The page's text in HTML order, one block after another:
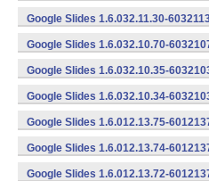
Google Slides 1.6.032.11.30-
Google Slides 1.6.032.10.70-
Google Slides 1.6.032.10.35-
Google Slides 1.6.032.10.34-
Google Slides 1.6.012.13.75-
Google Slides 1.6.012.13.74-
Google Slides 1.6.012.13.72-